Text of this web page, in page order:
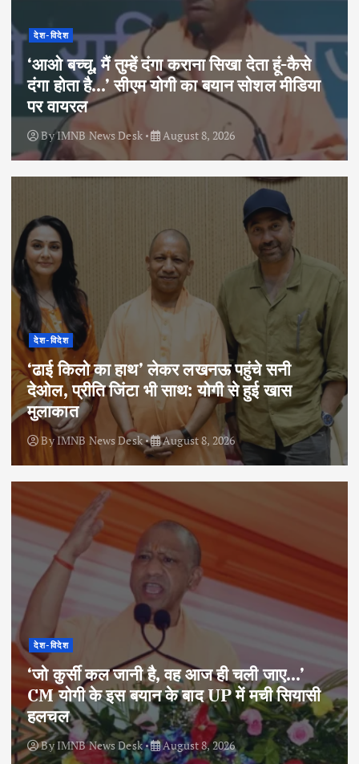
देश-विदेश
‘आओ बच्चू, मैं तुम्हें दंगा कराना सिखा देता हूं-कैसे
दंगा होता है…’ सीएम योगी का बयान सोशल मीडिया
पर वायरल
ByIMNB News Desk August 8, 2026
देश-विदेश
‘ढाई किलो का हाथ’ लेकर लखनऊ पहुंचे सनी
देओल, प्रीति जिंटा भी साथ: योगी से हुई खास
मुलाकात
ByIMNB News Desk August 8, 2026
देश-विदेश
‘जो कुर्सी कल जानी है, वह आज ही चली जाए…’
CM योगी के इस बयान के बाद UP में मची सियासी
हलचल
ByIMNB News Desk August 8, 2026